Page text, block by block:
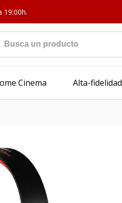
19:00h.
Cinema Alta-fidelidad